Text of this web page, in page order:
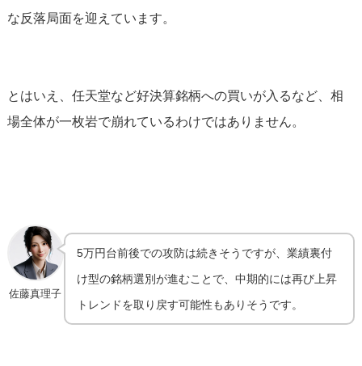
な反落局面を迎えています。
とはいえ、任天堂など好決算銘柄への買いが入るなど、相
場全体が一枚岩で崩れているわけではありません。
佐藤真理子
5万円台前後での攻防は続きそうですが、業績裏付
け型の銘柄選別が進むことで、中期的には再び上昇
トレンドを取り戻す可能性もありそうです。